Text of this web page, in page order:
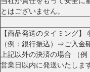
とはございません。
【商品発送のタイミング
（例：銀行振込）⇒ご入金
上記以外の決済の場合 （
営業日以内に発送いたしま